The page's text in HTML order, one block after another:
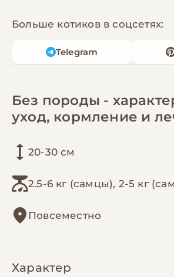
Больше котиков в соцсетях:
Telegram
Без породы -
уход, кормление и
20-30 см
2.5-6 кг (самцы), 2-5 кг
Повсеместно
Характер